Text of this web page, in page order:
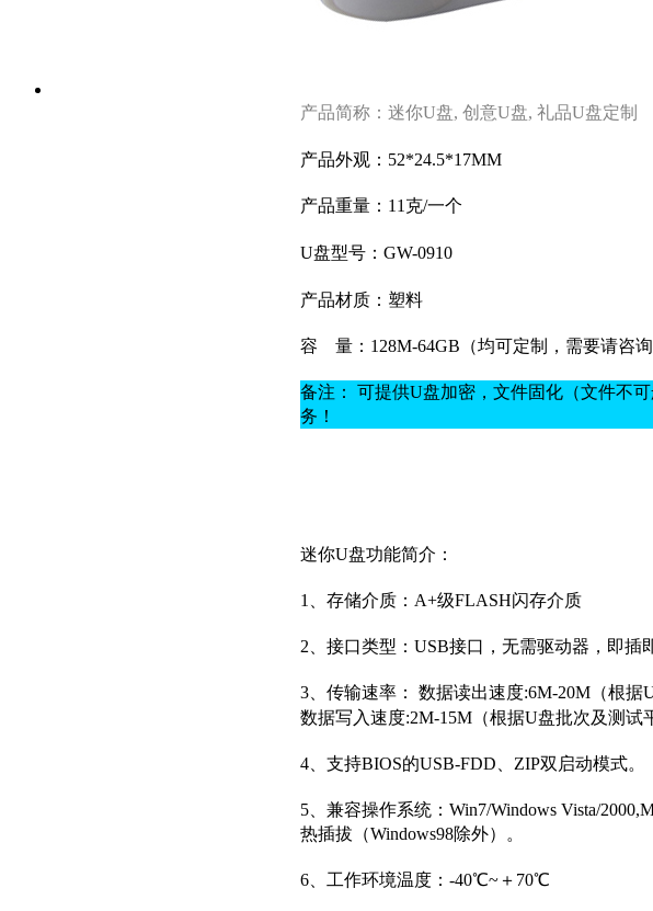
产品简称：迷你U盘, 创意U盘, 礼品U盘定制
产品外观：52*24.5*17MM
产品重量：11克/一个
U盘型号：GW-0910
产品材质： 塑料
容 量：128M-64GB（均可定制，需要请咨询
备注： 可提供U盘加密，文件固化（文件不
务！
迷你U盘功能简介：
1、存储介质：A+级FLASH闪存介质
2、接口类型：USB接口，无需驱动器，即插
3、传输速率： 数据读出速度:6M-20M（根据
数据写入速度:2M-15M（根据U盘批次及测试
4、支持BIOS的USB-FDD、ZIP双启动模式。
5、兼容操作系统：Win7/Windows Vista/
热插拔（Windows98除外）。
6、工作环境温度：-40℃~＋70℃